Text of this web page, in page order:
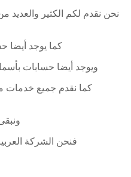
نحن نقدم لكم الكثير والعديد
كما يوجد أيضا
ويوجد أيضا حسابات
كما نقدم جميع خدمات
فنحن الشركة